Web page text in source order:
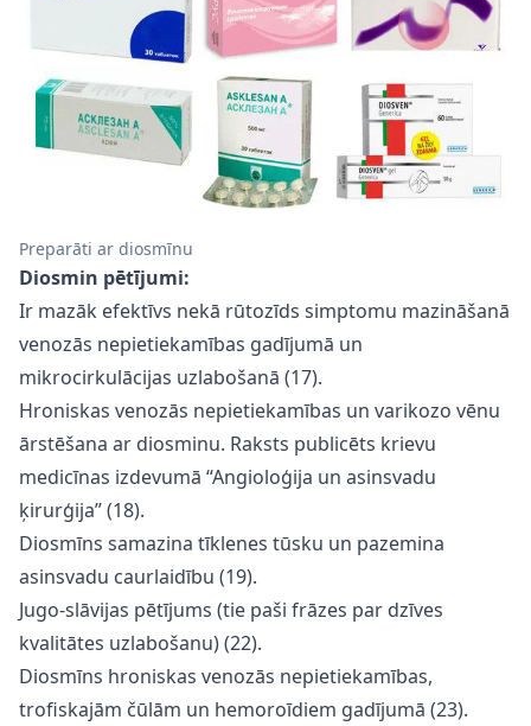
Preparāti ar diosmīnu
Diosmin pētījumi:
Ir mazāk efektīvs nekā rūtozīds simptomu mazināšanā
venozās nepietiekamības gadījumā un
mikrocirkulācijas uzlabošanā (17).
Hroniskas venozās nepietiekamības un varikozo vēnu
ārstēšana ar diosminu. Raksts publicēts krievu
medicīnas izdevumā “Angioloģija un asinsvadu
ķirurģija” (18).
Diosmīns samazina tīklenes tūsku un pazemina
asinsvadu caurlaidību (19).
Jugo-slāvijas pētījums (tie paši frāzes par dzīves
kvalitātes uzlabošanu) (22).
Diosmīns hroniskas venozās nepietiekamības,
trofiskajām čūlām un hemoroīdiem gadījumā (23).